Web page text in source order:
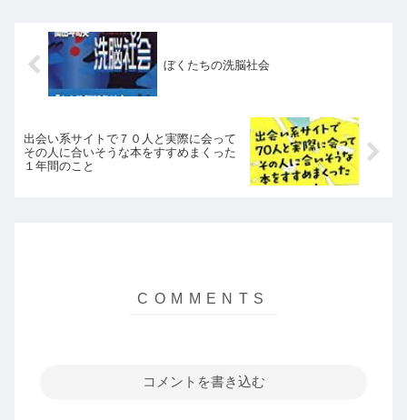
ぼくたちの洗脳社会
出会い系サイトで７０人と実際に会って
その人に合いそうな本をすすめまくった
１年間のこと
コメントを書き込む